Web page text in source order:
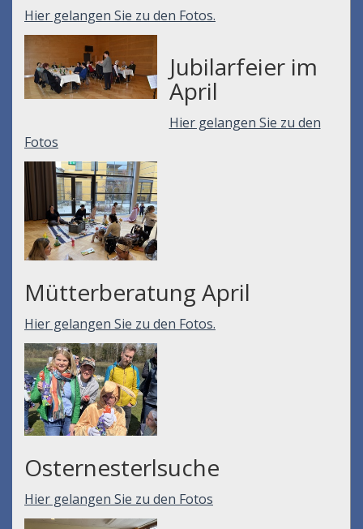
Hier gelangen Sie zu den Fotos.
Jubilarfeier im
April
Hier gelangen Sie zu den
Fotos
Mütterberatung April
Hier gelangen Sie zu den Fotos.
Osternesterlsuche
Hier gelangen Sie zu den Fotos